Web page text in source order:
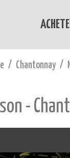
Chantonnay
-